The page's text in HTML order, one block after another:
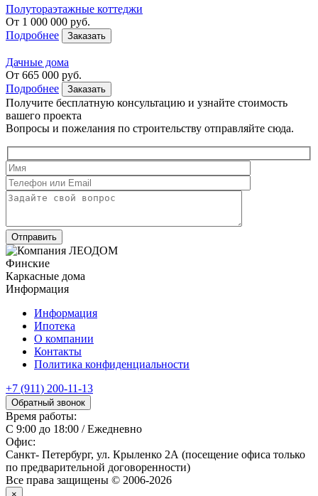
Полутораэтажные коттеджи
От 1 000 000 руб.
Подробнее
Заказать
Дачные дома
От 665 000 руб.
Подробнее
Заказать
Получите бесплатную консультацию и узнайте стоимость
вашего проекта
Вопросы и пожелания по строительству отправляйте сюда.
Финские
Каркасные дома
Информация
Информация
Ипотека
О компании
Контакты
Политика конфиденциальности
+7 (911) 200-11-13
Обратный звонок
Время работы:
С 9:00 до 18:00 / Ежедневно
Офис:
Санкт- Петербург, ул. Крыленко 2А (посещение офиса только
по предварительной договоренности)
Все права защищены © 2006-2026